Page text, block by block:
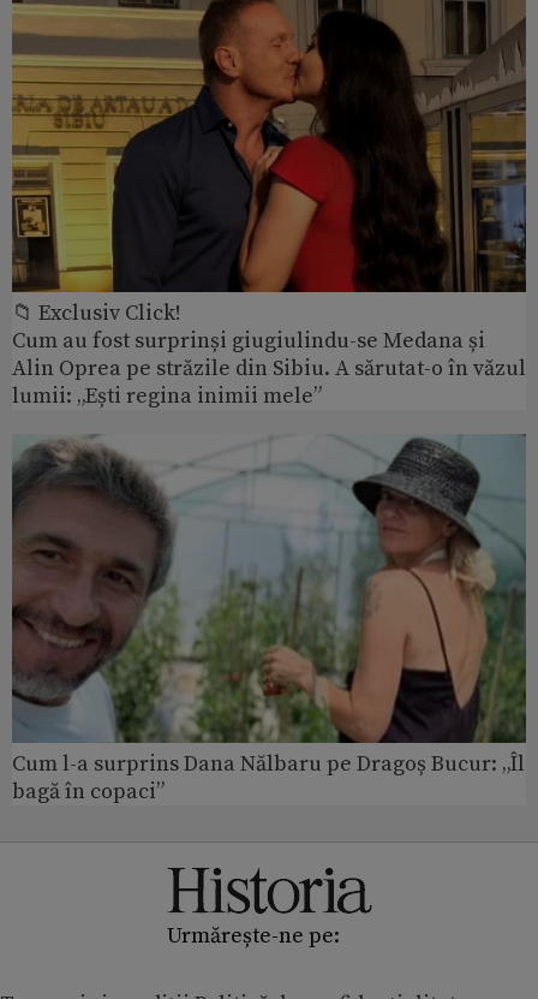
📁 Exclusiv Click!
Cum au fost surprinși giugiulindu-se Medana și
Alin Oprea pe străzile din Sibiu. A sărutat-o în văzul
lumii: „Ești regina inimii mele”
Cum l-a surprins Dana Nălbaru pe Dragoș Bucur: „Îl
bagă în copaci”
Urmărește-ne pe: